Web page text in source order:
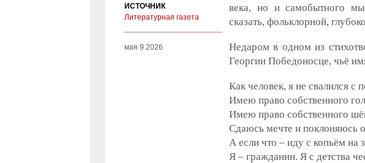
ИСТОЧНИК
Литературная газета
мая 9 2026
века, но и самобытного
сказать, фольклорной,
Недаром в одном из
Георгии Победоносце, чьё
Как человек, я не свалился с
Имею право собственного
Имею право собственного
Сдаюсь мечте и поклоняюсь
А если что – иду с копьём на
Я – гражданин. Я с детства